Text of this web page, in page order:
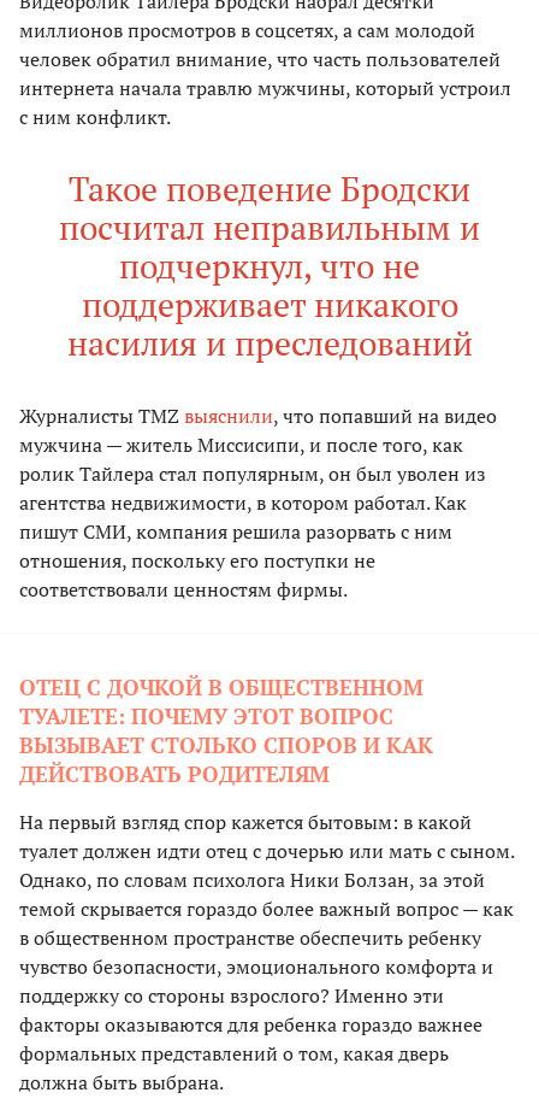
миллионов просмотров в соцсетях, а сам молодой
человек обратил внимание, что часть пользователей
интернета начала травлю мужчины, который устроил
с ним конфликт.
Такое поведение Бродски
посчитал неправильным и
подчеркнул, что не
поддерживает никакого
насилия и преследований
Журналисты TMZвыяснили, что попавший на видео
мужчина — житель Миссисипи, и после того, как
ролик Тайлера стал популярным, он был уволен из
агентства недвижимости, в котором работал. Как
пишут СМИ, компания решила разорвать с ним
отношения, поскольку его поступки не
соответствовали ценностям фирмы.
ОТЕЦ С ДОЧКОЙ В ОБЩЕСТВЕННОМ
ТУАЛЕТЕ: ПОЧЕМУ ЭТОТ ВОПРОС
ВЫЗЫВАЕТ СТОЛЬКО СПОРОВ И КАК
ДЕЙСТВОВАТЬ РОДИТЕЛЯМ
На первый взгляд спор кажется бытовым: в какой
туалет должен идти отец с дочерью или мать с сыном.
Однако, по словам психолога Ники Болзан, за этой
темой скрывается гораздо более важный вопрос — как
в общественном пространстве обеспечить ребенку
чувство безопасности, эмоционального комфорта и
поддержку со стороны взрослого? Именно эти
факторы оказываются для ребенка гораздо важнее
формальных представлений о том, какая дверь
должна быть выбрана.